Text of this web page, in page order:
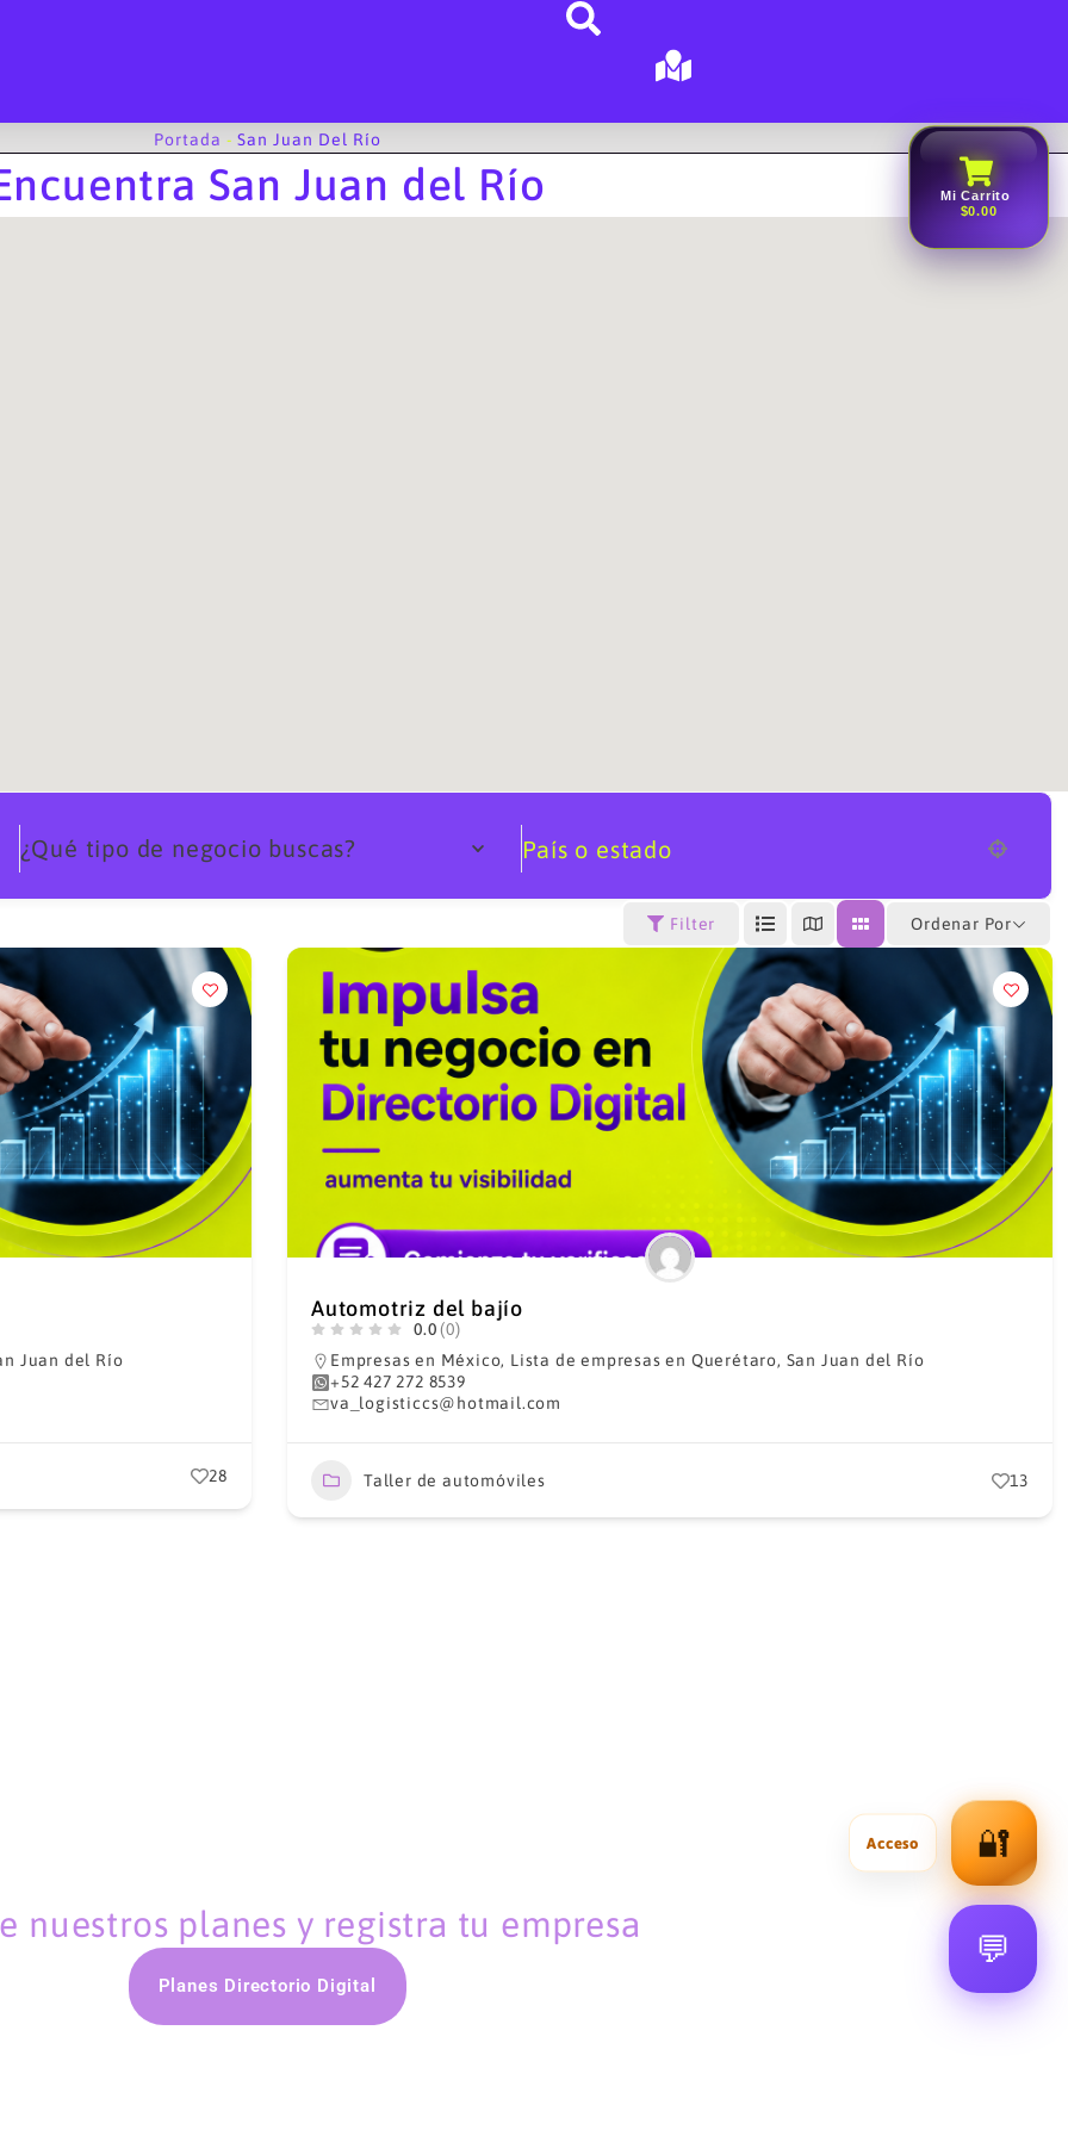
🔐
Mi Carrito
$0.00
Portada - San Juan Del Río
San Juan del Río
¿Qué tipo de negocio buscas? País o estado
Filter Ordenar Por
Juan del Río
28
Automotriz del bajío
0.0 (0)
Empresas en México, Lista de empresas en Querétaro, San Juan del Río
+52 427 272 8539
va_logisticcs@hotmail.com
Taller de automóviles 13
nuestros planes y registra tu empresa
Planes Directorio Digital
💬